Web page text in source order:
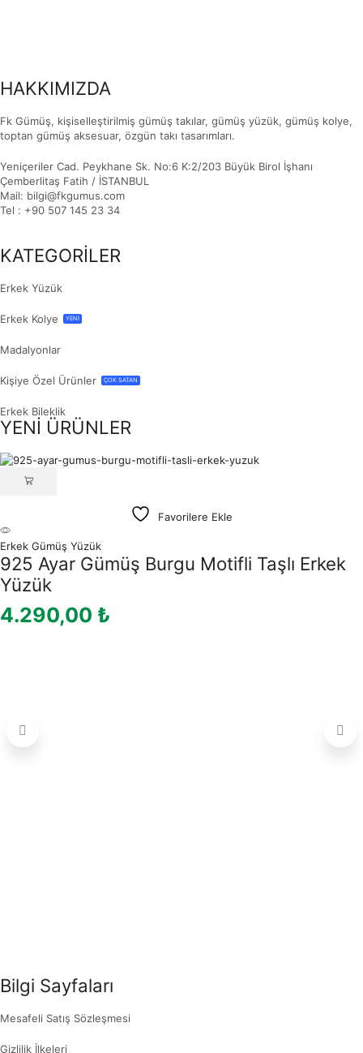
HAKKIMIZDA
Fk Gümüş, kişiselleştirilmiş gümüş takılar, gümüş yüzük, gümüş kolye,
toptan gümüş aksesuar, özgün takı tasarımları.
Yeniçeriler Cad. Peykhane Sk. No:6 K:2/203 Büyük Birol İşhanı
Çemberlitaş Fatih / İSTANBUL
Mail: bilgi@fkgumus.com
Tel : +90 507 145 23 34
KATEGORİLER
Erkek Yüzük
Erkek Kolye YENİ
Madalyonlar
Kişiye Özel Ürünler ÇOK SATAN
Erkek Bileklik
YENİ ÜRÜNLER
Favorilere Ekle
Erkek Gümüş Yüzük
925 Ayar Gümüş Burgu Motifli Taşlı Erkek
Yüzük
4.290,00 ₺
Bilgi Sayfaları
Mesafeli Satış Sözleşmesi
Gizlilik İlkeleri